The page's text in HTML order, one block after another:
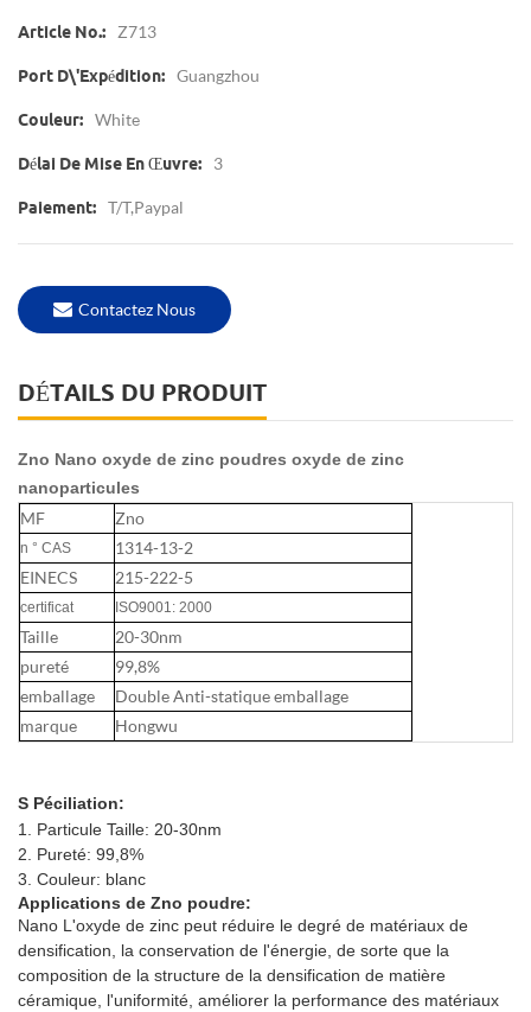
Article No.: Z713
Port D\'expédition: Guangzhou
Couleur: White
Délai De Mise En Œuvre: 3
Paiement: T/T,Paypal
Contactez Nous
DÉTAILS DU PRODUIT
Zno Nano oxyde de zinc poudres oxyde de zinc
nanoparticules
MF Zno
n ° CAS
1314-13-2
EINECS
215-222-5
certificat ISO9001: 2000
Taille
20-30nm
pureté
99,8%
emballage
Double Anti-statique emballage
marque
Hongwu
S Péciliation:
1. Particule Taille: 20-30nm
2. Pureté: 99,8%
3. Couleur: blanc
Applications de Zno poudre:
Nano L'oxyde de zinc peut réduire le degré de matériaux de
densification, la conservation de l'énergie, de sorte que la
composition de la structure de la densification de matière
céramique, l'uniformité, améliorer la performance des matériaux